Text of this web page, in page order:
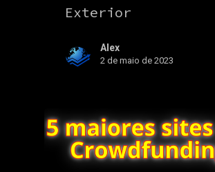
Exterior
Alex
2 de maio de 2023